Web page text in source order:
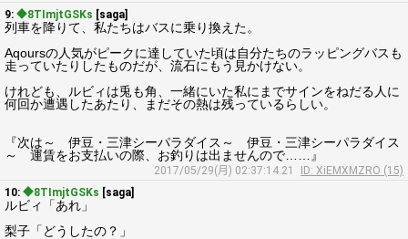
9: ◆8TImjtGSKs [saga]
列車を降りて、私たちはバスに乗り換えた。
Aqoursの人気がピークに達していた頃は自分たちのラッピングバスも
走っていたりしたものだが、流石にもう見かけない。
けれども、ルビィは兎も角、一緒にいた私にまでサインをねだる人に
何回か遭遇したあたり、まだその熱は残っているらしい。
『次は～ 伊豆・三津シーパラダイス～ 伊豆・三津シーパラダイス
～ 運賃をお支払いの際、お釣りは出ませんので……』
2017/05/29(月) 02:37:14.21
ID: XiEMXMZRO (15)
10: ◆8TImjtGSKs [saga]
ルビィ「あれ」
梨子「どうしたの？」